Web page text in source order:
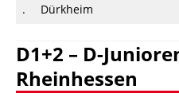
.
Dürkheim
D1+2 – D-
Rheinhessen